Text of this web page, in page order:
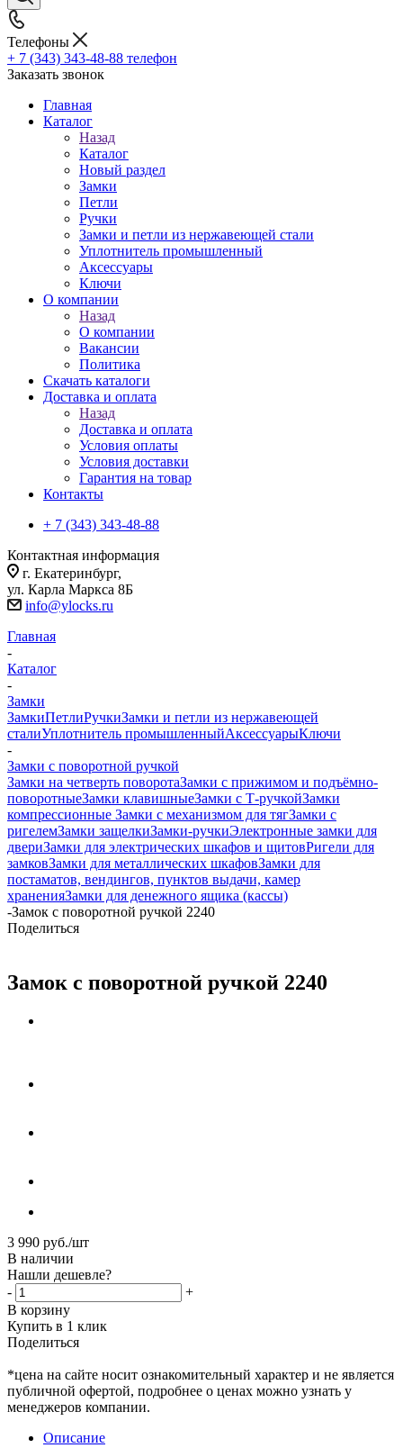
Телефоны
+ 7 (343) 343-48-88 телефон
Заказать звонок
Главная
Каталог
Назад
Каталог
Новый раздел
Замки
Петли
Ручки
Замки и петли из нержавеющей стали
Уплотнитель промышленный
Аксессуары
Ключи
О компании
Назад
О компании
Вакансии
Политика
Скачать каталоги
Доставка и оплата
Назад
Доставка и оплата
Условия оплаты
Условия доставки
Гарантия на товар
Контакты
+ 7 (343) 343-48-88
Контактная информация
г. Екатеринбург,
ул. Карла Маркса 8Б
info@ylocks.ru
Главная
-
Каталог
-
Замки
ЗамкиПетлиРучкиЗамки и петли из нержавеющей
сталиУплотнитель промышленныйАксессуарыКлючи
-
Замки с поворотной ручкой
Замки на четверть поворотаЗамки с прижимом и подъёмно-
поворотныеЗамки клавишныеЗамки с Т-ручкойЗамки
компрессионные Замки с механизмом для тягЗамки с
ригелемЗамки защелкиЗамки-ручкиЭлектронные замки для
двериЗамки для электрических шкафов и щитовРигели для
замковЗамки для металлических шкафовЗамки для
постаматов, вендингов, пунктов выдачи, камер
храненияЗамки для денежного ящика (кассы)
-Замок с поворотной ручкой 2240
Поделиться
Замок с поворотной ручкой 2240
3 990 руб./шт
В наличии
Нашли дешевле?
-
+
В корзину
Купить в 1 клик
Поделиться
*цена на сайте носит ознакомительный характер и не является
публичной офертой, подробнее о ценах можно узнать у
менеджеров компании.
Описание